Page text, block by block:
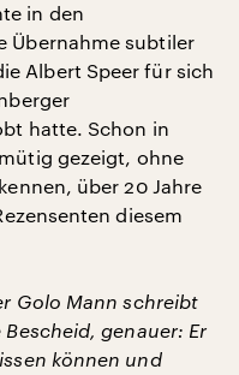
in den
Übernahme subtiler
Albert Speer für sich
hatte. Schon in
gezeigt, ohne
über 20 Jahre
diesem
Golo Mann schreibt
genauer: Er
können und